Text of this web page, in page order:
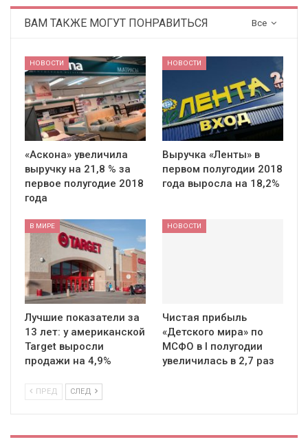
Все
ВАМ ТАКЖЕ МОГУТ ПОНРАВИТЬСЯ
НОВОСТИ
«Аскона» увеличила
выручку на 21,8 % за
первое полугодие 2018
года
НОВОСТИ
Выручка «Ленты» в
первом полугодии 2018
года выросла на 18,2%
В МИРЕ
Лучшие показатели за
13 лет: у американской
Target выросли
продажи на 4,9%
НОВОСТИ
Чистая прибыль
«Детского мира» по
МСФО в I полугодии
увеличилась в 2,7 раз
ПРЕД СЛЕД